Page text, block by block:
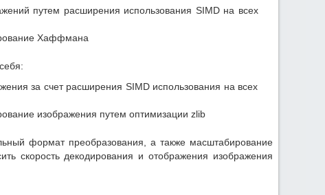
путем расширения использования SIMD на всех
Хаффмана
за счет расширения SIMD использования на всех
изображения путем оптимизации zlib
формат преобразования, а также масштабирование
скорость декодирования и отображения изображения